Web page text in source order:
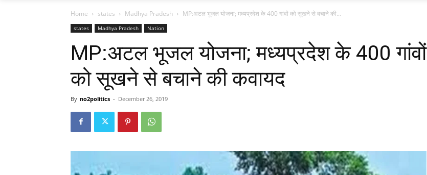
Home states Madhya Pradesh MP:अटल भूजल योजना; मध्यप्रदेश के 400 गांवों को सूखने से बचाने की...
states Madhya Pradesh Nation
MP:अटल भूजल योजना; मध्यप्रदेश के 400 गांवों
को सूखने से बचाने की कवायद
By no2politics - December 26, 2019